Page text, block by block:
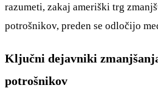
razumeti, zakaj ameriški trg
potrošnikov, preden se odločijo
Ključni dejavniki
potrošnikov